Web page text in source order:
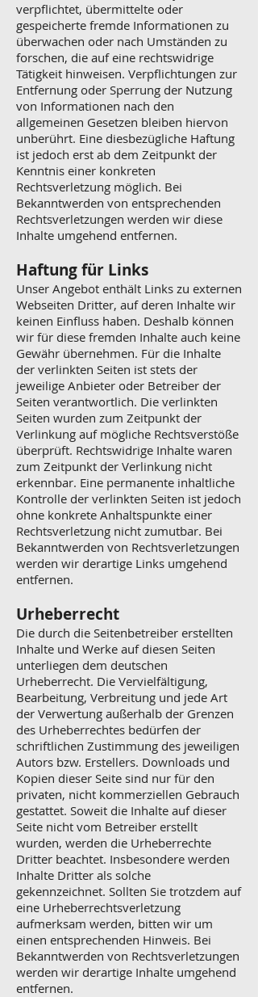
verpflichtet, übermittelte oder
gespeicherte fremde Informationen zu
überwachen oder nach Umständen zu
forschen, die auf eine rechtswidrige
Tätigkeit hinweisen. Verpflichtungen zur
Entfernung oder Sperrung der Nutzung
von Informationen nach den
allgemeinen Gesetzen bleiben hiervon
unberührt. Eine diesbezügliche Haftung
ist jedoch erst ab dem Zeitpunkt der
Kenntnis einer konkreten
Rechtsverletzung möglich. Bei
Bekanntwerden von entsprechenden
Rechtsverletzungen werden wir diese
Inhalte umgehend entfernen.
Haftung für Links
Unser Angebot enthält Links zu externen
Webseiten Dritter, auf deren Inhalte wir
keinen Einfluss haben. Deshalb können
wir für diese fremden Inhalte auch keine
Gewähr übernehmen. Für die Inhalte
der verlinkten Seiten ist stets der
jeweilige Anbieter oder Betreiber der
Seiten verantwortlich. Die verlinkten
Seiten wurden zum Zeitpunkt der
Verlinkung auf mögliche Rechtsverstöße
überprüft. Rechtswidrige Inhalte waren
zum Zeitpunkt der Verlinkung nicht
erkennbar. Eine permanente inhaltliche
Kontrolle der verlinkten Seiten ist jedoch
ohne konkrete Anhaltspunkte einer
Rechtsverletzung nicht zumutbar. Bei
Bekanntwerden von Rechtsverletzungen
werden wir derartige Links umgehend
entfernen.
Urheberrecht
Die durch die Seitenbetreiber erstellten
Inhalte und Werke auf diesen Seiten
unterliegen dem deutschen
Urheberrecht. Die Vervielfältigung,
Bearbeitung, Verbreitung und jede Art
der Verwertung außerhalb der Grenzen
des Urheberrechtes bedürfen der
schriftlichen Zustimmung des jeweiligen
Autors bzw. Erstellers. Downloads und
Kopien dieser Seite sind nur für den
privaten, nicht kommerziellen Gebrauch
gestattet. Soweit die Inhalte auf dieser
Seite nicht vom Betreiber erstellt
wurden, werden die Urheberrechte
Dritter beachtet. Insbesondere werden
Inhalte Dritter als solche
gekennzeichnet. Sollten Sie trotzdem auf
eine Urheberrechtsverletzung
aufmerksam werden, bitten wir um
einen entsprechenden Hinweis. Bei
Bekanntwerden von Rechtsverletzungen
werden wir derartige Inhalte umgehend
entfernen.